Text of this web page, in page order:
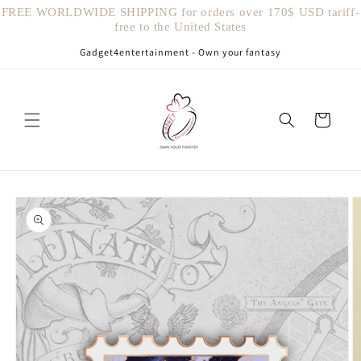
FREE WORLDWIDE SHIPPING for orders over 170$ USD tariff-
free to the United States
direttamente
Gadget4entertainment - Own your fantasy
Carrello
Passa alle
informazioni
sul prodotto